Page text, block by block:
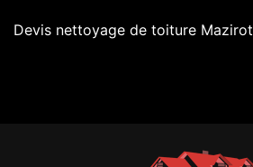
Devis nettoyage de toiture Mazirot